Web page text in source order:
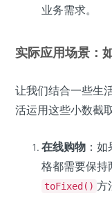
业务需求。
实际应用场景：
让我们结合一些生
活运用这些小数截
在线购物 ：
格都需要保持
toFixed() 方